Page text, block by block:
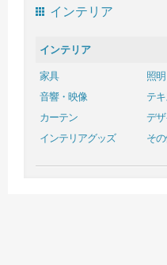
インテリア
インテリア
家具
照
音響・映像
テ
カーテン
デ
インテリアグッズ
そ